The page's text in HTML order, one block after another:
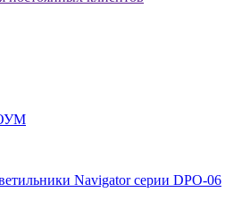
Navigator серии DPO-06